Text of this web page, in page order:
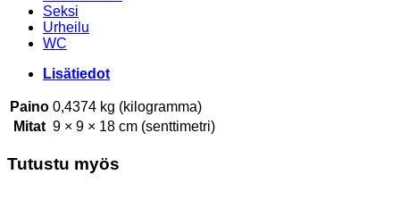
Seksi
Urheilu
WC
Lisätiedot
Paino 0,4374 kg (kilogramma)
Mitat 9 × 9 × 18 cm (senttimetri)
Tutustu myös